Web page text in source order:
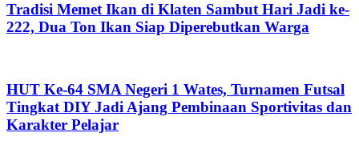
Tradisi Memet Ikan di Klaten Sambut Hari Jadi ke-
222, Dua Ton Ikan Siap Diperebutkan Warga
HUT Ke-64 SMA Negeri 1 Wates, Turnamen Futsal
Tingkat DIY Jadi Ajang Pembinaan Sportivitas dan
Karakter Pelajar